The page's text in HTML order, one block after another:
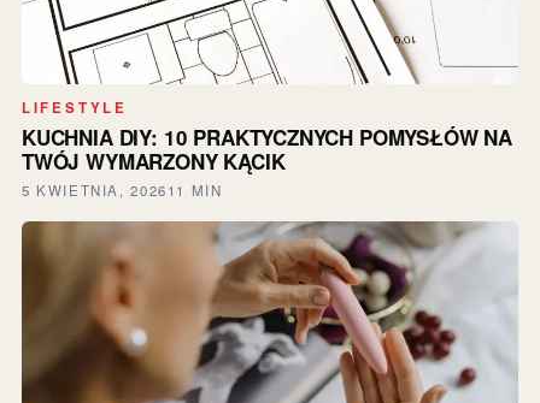
LIFESTYLE
KUCHNIA DIY: 10 PRAKTYCZNYCH POMYSŁÓW NA
TWÓJ WYMARZONY KĄCIK
5 KWIETNIA, 202611 MIN